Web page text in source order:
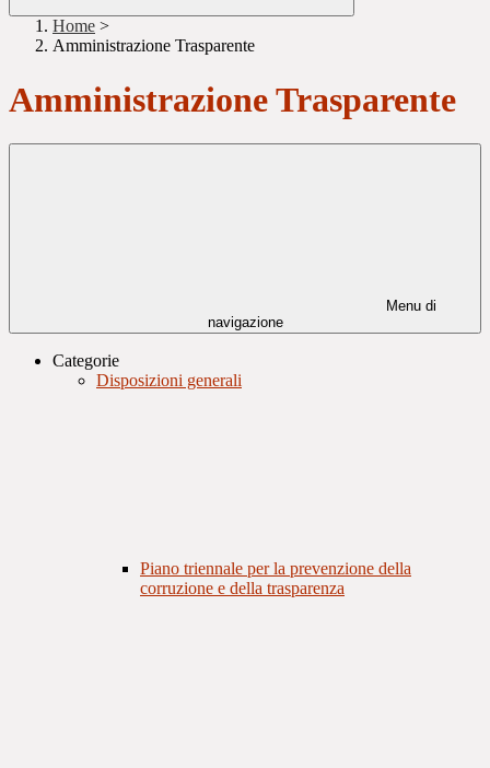
Home >
Amministrazione Trasparente
Amministrazione Trasparente
Menu di
navigazione
Categorie
Disposizioni generali
Piano triennale per la prevenzione della
corruzione e della trasparenza